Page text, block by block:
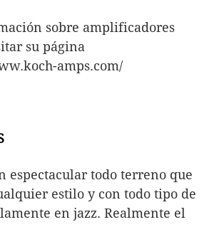
sobre amplificadores
su página
amps.com/
espectacular todo terreno que
estilo y con todo tipo de
en jazz. Realmente el